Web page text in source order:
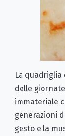
La quadriglia
delle
immateriale
generazioni
gesto e la